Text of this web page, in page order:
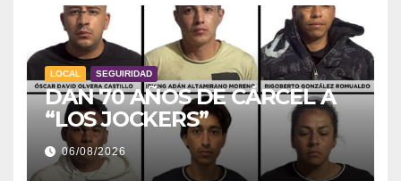
LOCAL SEGUIRIDAD
DAN 70 AÑOS DE CÁRCEL A
“LOS JOCKERS”
06/08/2026